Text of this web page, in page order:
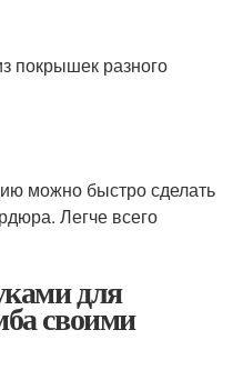
покрышек разного
можно быстро сделать
Легче всего
для
своими